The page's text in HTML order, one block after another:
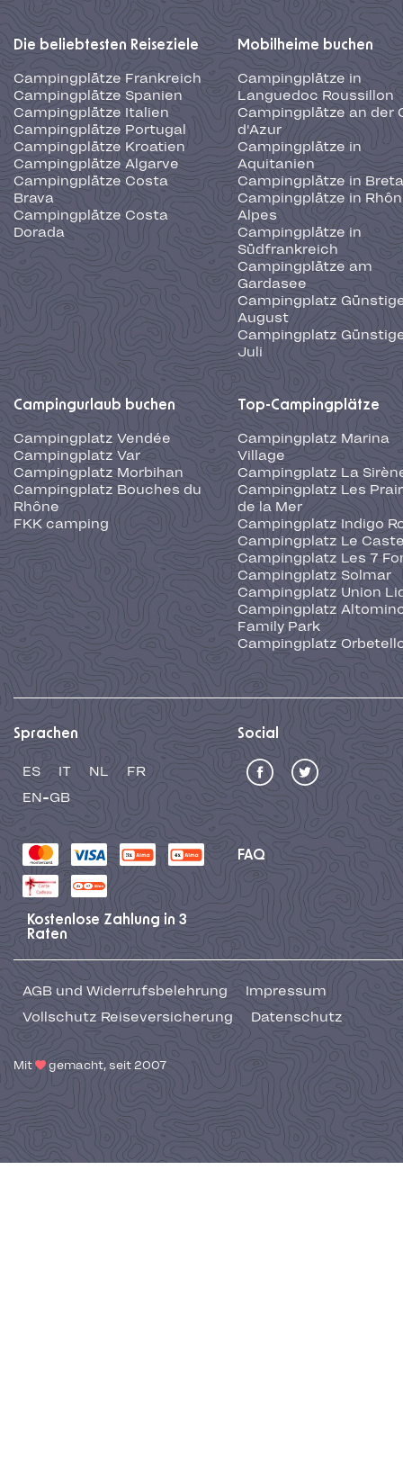
Die beliebtesten Reiseziele
Campingplätze Frankreich
Campingplätze Spanien
Campingplätze Italien
Campingplätze Portugal
Campingplätze Kroatien
Campingplätze Algarve
Campingplätze Costa
Brava
Campingplätze Costa
Dorada
Mobilheime buchen
Campingplätze in
Languedoc Roussillon
Campingplätze an der
d'Azur
Campingplätze in
Aquitanien
Campingplätze in
Campingplätze in
Alpes
Campingplätze in
Südfrankreich
Campingplätze am
Gardasee
Campingplatz
August
Campingplatz
Juli
Campingurlaub buchen
Campingplatz Vendée
Campingplatz Var
Campingplatz Morbihan
Campingplatz Bouches du
Rhône
FKK camping
Top-Campingplätze
Campingplatz Marina
Village
Campingplatz La
Campingplatz Les
de la Mer
Campingplatz Indigo
Campingplatz Le
Campingplatz Les 7
Campingplatz Solmar
Campingplatz Union
Campingplatz
Family Park
Campingplatz
Sprachen
ES IT NL
FR
EN-GB
Social
FAQ
Kostenlose Zahlung in 3
Raten
AGB und Widerrufsbelehrung
Impressum
Vollschutz Reiseversicherung
Datenschutz
Mit gemacht, seit 2007